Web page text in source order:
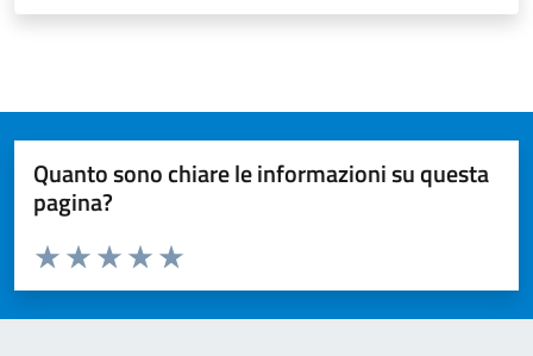
Quanto sono chiare le informazioni su questa
pagina?
Valuta da 1 a 5 stelle la pagina
Valuta 5 stelle su 5
Valuta 4 stelle su 5
Valuta 3 stelle su 5
Valuta 2 stelle su 5
Valuta 1 stelle su 5